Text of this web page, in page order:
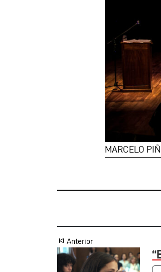
MARCELO
Anterior